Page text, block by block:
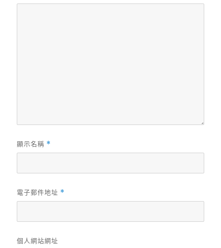
顯示名稱 *
電子郵件地址 *
個人網站網址